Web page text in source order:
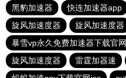
黑豹加速器
快连加速器app
旋风加速度器
旋风加速度器
暴雪vp永久免费加速器下载官网
旋风加速度器
雷霆加器速